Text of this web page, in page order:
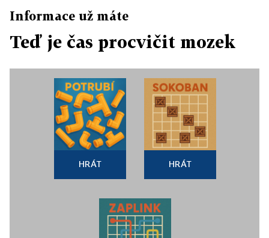
Informace už máte
Teď je čas procvičit mozek
HRÁT HRÁT